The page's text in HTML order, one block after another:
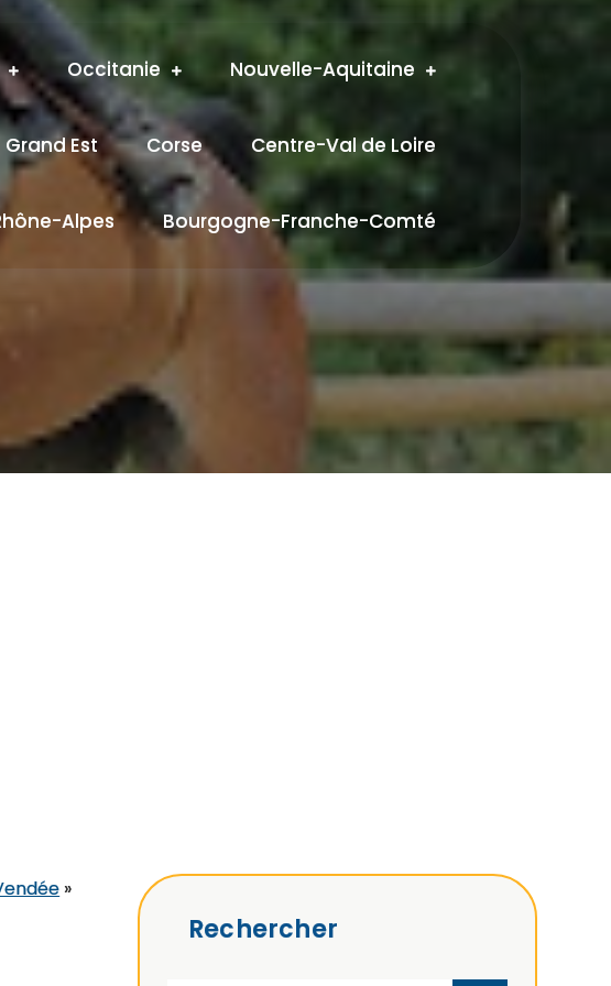
Occitanie Nouvelle-Aquitaine
Grand Est Corse Centre-Val de Loire
Alpes Bourgogne-Franche-Comté
»
Rechercher